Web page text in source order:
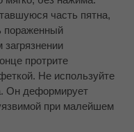
часть пятна,
пораженный
протрите
Не используйте
Он деформирует
при малейшем